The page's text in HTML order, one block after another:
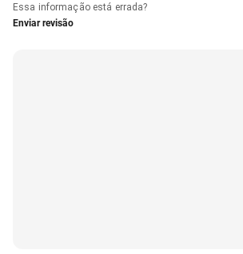
Essa informação está errada?
Enviar revisão